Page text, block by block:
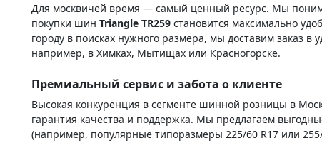
Для москвичей время — самый ценный ресурс. Мы
покупки шин Triangle TR259 становится максимально
городу в поисках нужного размера, мы доставим заказ
например, в Химках, Мытищах или Красногорске.
Премиальный сервис и забота о клиенте
Высокая конкуренция в сегменте шинной розницы в
гарантия качества и поддержка. Мы предлагаем
(например, популярные типоразмеры 225/60 R17 или